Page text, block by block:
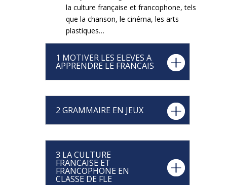
la culture française et francophone, tels
que la chanson, le cinéma, les arts
plastiques…
1 MOTIVER LES ELEVES A
APPRENDRE LE FRANCAIS
2 GRAMMAIRE EN JEUX
3 LA CULTURE
FRANCAISE ET
FRANCOPHONE EN
CLASSE DE FLE